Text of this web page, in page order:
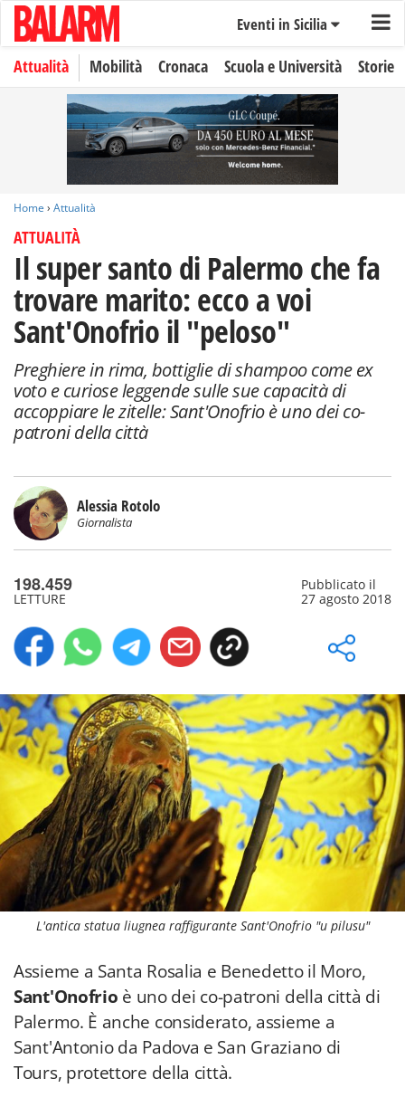
Eventi in Sicilia
Attualità Mobilità Cronaca Scuola e Università Storie
Home › Attualità
ATTUALITÀ
Il super santo di Palermo che fa
trovare marito: ecco a voi
Sant'Onofrio il "peloso"
Preghiere in rima, bottiglie di shampoo come ex
voto e curiose leggende sulle sue capacità di
accoppiare le zitelle: Sant'Onofrio è uno dei co-
patroni della città
Alessia Rotolo
Giornalista
198.459
LETTURE
Pubblicato il
27 agosto 2018
L'antica statua liugnea raffigurante Sant'Onofrio "u pilusu"
Assieme a Santa Rosalia e Benedetto il Moro,
Sant'Onofrio è uno dei co-patroni della città di
Palermo. È anche considerato, assieme a
Sant'Antonio da Padova e San Graziano di
Tours, protettore della città.